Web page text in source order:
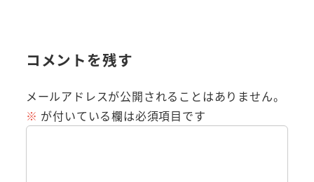
コメントを残す
メールアドレスが公開されることはありません。
※ が付いている欄は必須項目です